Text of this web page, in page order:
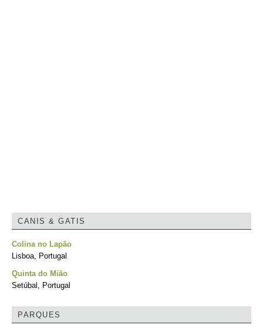
CANIS & GATIS
Colina no Lapão
Lisboa, Portugal
Quinta do Mião
Setúbal, Portugal
PARQUES